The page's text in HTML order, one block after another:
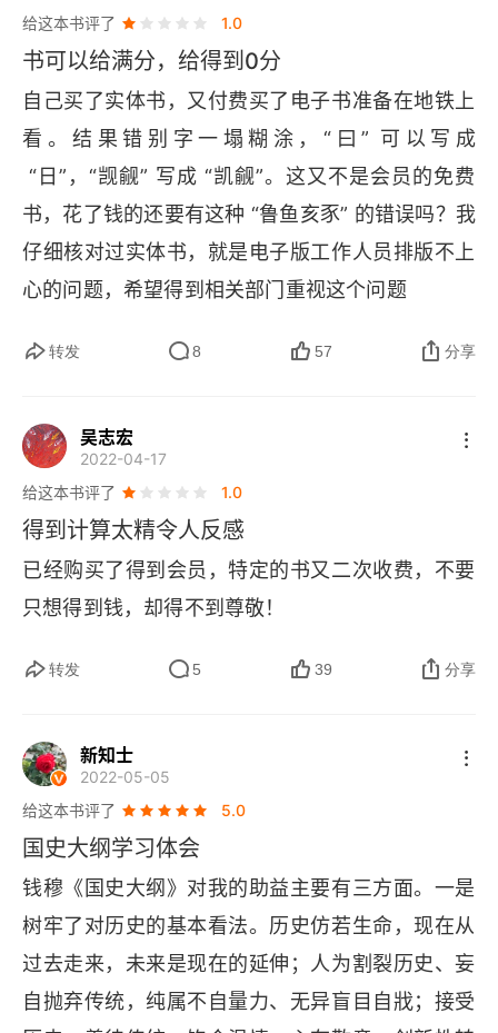
第八章 統一政府文治之演進由漢武帝至王莽
第九章 統一政府之墮落東漢興亡
第十章 士族之新地位東漢門第之興起
第十一章 統一政府之對外秦漢國力與對外形勢
第十二章 長期分裂之開始三國時代
第十三章 統一政府之迴光返照西晉興亡
第十五章 北方之長期紛亂五胡十六國
第十六章 南方王朝之消沉南朝宋齊梁陳
第十七章 北方政權之新生命北朝
第十八章 變相的封建勢力魏晉南北朝之門第
第十九章 變相的封建勢力下之社會形態（上）在西
第二十章 變相的封建勢力下之社會形態（下）在五
胡及北朝
想
第五編 隋唐五代部
第二十二章 統一盛運之再臨隋室興亡及唐初
第二十三章 新的統一盛運下之政治機構盛唐之政府
给这本书评了
1.0
书可以给满分，给得到0分
自己买了实体书，又付费买了电子书准备在地铁上
看。结果错别字一塌糊涂，“曰” 可以写成
“日”，“觊觎” 写成 “凯觎”。这又不是会员的免费
书，花了钱的还要有这种 “鲁鱼亥豕” 的错误吗？我
仔细核对过实体书，就是电子版工作人员排版不上
心的问题，希望得到相关部门重视这个问题
转发 8 57 分享
吴志宏
2022-04-17
给这本书评了
1.0
得到计算太精令人反感
已经购买了得到会员，特定的书又二次收费，不要
只想得到钱，却得不到尊敬！
转发 5 39 分享
新知士
2022-05-05
给这本书评了
5.0
国史大纲学习体会
钱穆《国史大纲》对我的助益主要有三方面。一是
树牢了对历史的基本看法。历史仿若生命，现在从
过去走来，未来是现在的延伸；人为割裂历史、妄
自抛弃传统，纯属不自量力、无异盲目自戕；接受